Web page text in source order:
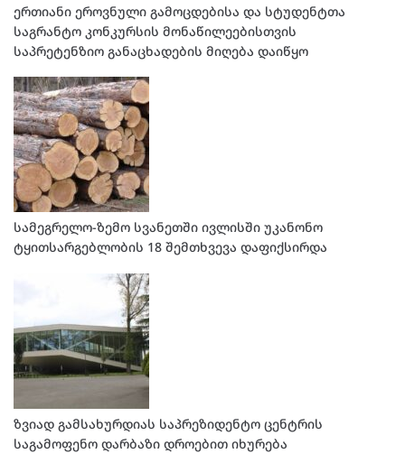
ერთიანი ეროვნული გამოცდებისა და სტუდენტთა
საგრანტო კონკურსის მონაწილეებისთვის
საპრეტენზიო განაცხადების მიღება დაიწყო
სამეგრელო-ზემო სვანეთში ივლისში უკანონო
ტყითსარგებლობის 18 შემთხვევა დაფიქსირდა
ზვიად გამსახურდიას საპრეზიდენტო ცენტრის
საგამოფენო დარბაზი დროებით იხურება